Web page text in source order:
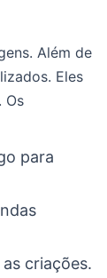
Além de
Eles
Os
para
criações.